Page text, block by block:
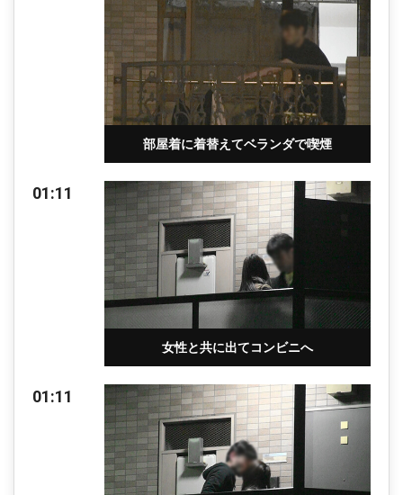
部屋着に着替えてベランダで喫煙
01:11
女性と共に出てコンビニへ
01:11